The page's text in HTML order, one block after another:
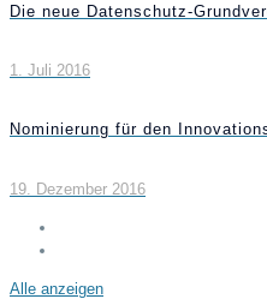
Die neue Datenschutz-
1. Juli 2016
Nominierung für den
19. Dezember 2016
Alle anzeigen